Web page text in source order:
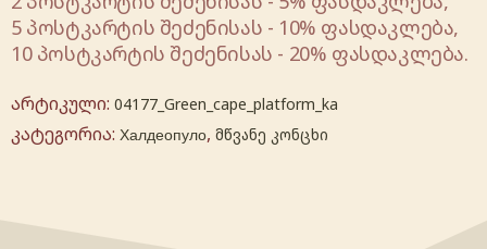
5 პოსტკარტის შეძენისას - 10% ფასდაკლება,
10 პოსტკარტის შეძენისას - 20% ფასდაკლება.
არტიკული: 04177_Green_cape_platform_ka
კატეგორია: Халдеопуло, მწვანე კონცხი